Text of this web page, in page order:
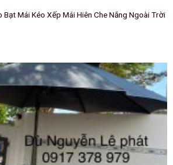
Bạt Mái Kéo Xếp Mái Hiên Che Nắng Ngoài Trời